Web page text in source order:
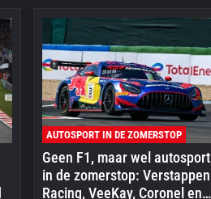
AUTOSPORT IN DE ZOMERSTOP
Geen F1, maar wel autosport
in de zomerstop: Verstappen
Racing, VeeKay, Coronel en